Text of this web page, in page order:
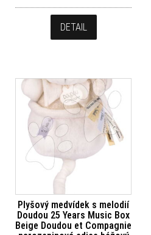
DETAIL
Plyšový medvídek s melodií
Doudou 25 Years Music Box
Beige Doudou et Compagnie